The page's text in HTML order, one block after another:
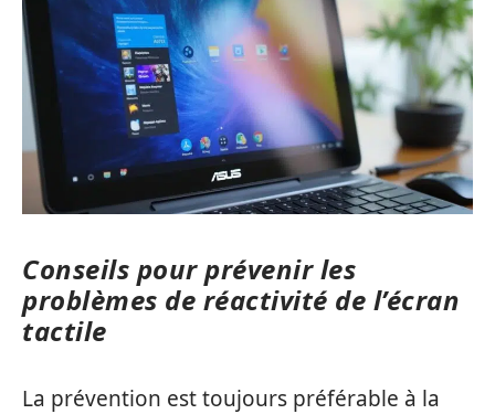
Conseils pour prévenir les
problèmes de réactivité de l’écran
tactile
La prévention est toujours préférable à la